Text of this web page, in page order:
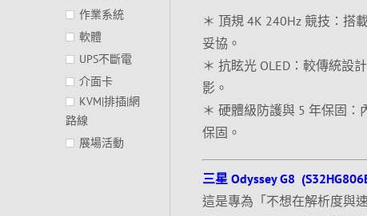
＊ 頂規 4K 240Hz 競技：搭
妥協。
＊ 抗眩光 OLED：較傳統設
影。
＊ 硬體級防護與 5 年保固：
保固。
三星 Odyssey G8
這是專為「不想在解析度與
作業系統
軟體
UPS不斷電
介面卡
KVM|排插|網
路線
展場活動